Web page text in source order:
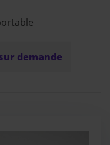
demande